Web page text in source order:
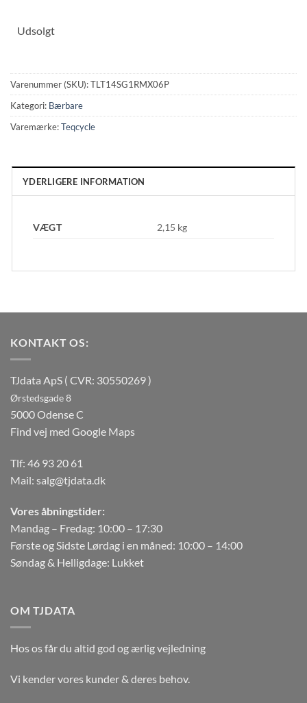
Udsolgt
Varenummer (SKU):TLT14SG1RMX06P
Kategori: Bærbare
Varemærke:Teqcycle
YDERLIGERE INFORMATION
VÆGT 2,15 kg
KONTAKT OS:
TJdata ApS ( CVR: 30550269 )
Ørstedsgade 8
5000 Odense C
Find vej med Google Maps
Tlf: 46 93 20 61
Mail: salg@tjdata.dk
Vores åbningstider:
Mandag – Fredag: 10:00 – 17:30
Første og Sidste Lørdag i en måned: 10:00 – 14:00
Søndag & Helligdage: Lukket
OM TJDATA
Hos os får du altid god og ærlig vejledning
Vi kender vores kunder & deres behov.